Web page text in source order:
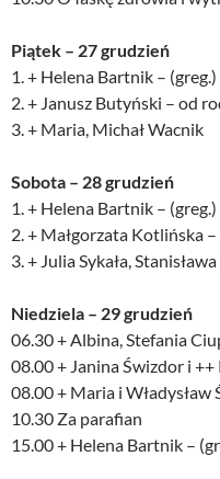
Piątek – 27 grudzień
1. + Helena Bartnik – (greg.)
2. + Janusz Butyński – od
3. + Maria, Michał Wacnik
Sobota – 28 grudzień
1. + Helena Bartnik – (greg.)
2. + Małgorzata Kotlińska
3. + Julia Sykała,
Niedziela – 29 grudzień
06.30 + Albina, Stefania
08.00 + Janina Świzdor i
08.00 + Maria i Władysław
10.30 Za parafian
15.00 + Helena Bartnik –